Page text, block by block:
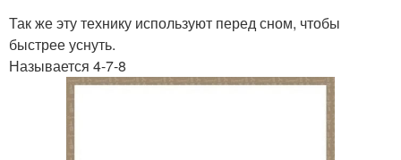
Так же эту технику используют перед сном, чтобы
быстрее уснуть.
Называется 4-7-8